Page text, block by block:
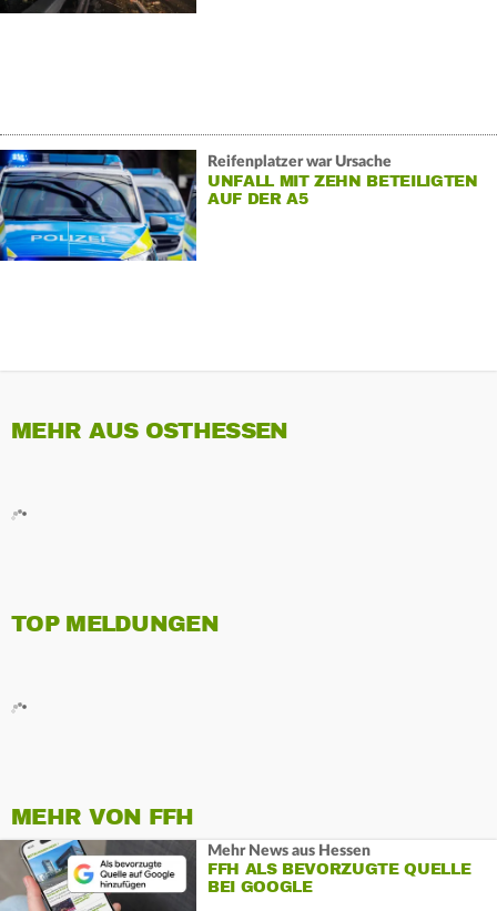
Reifenplatzer war Ursache
UNFALL MIT ZEHN BETEILIGTEN
AUF DER A5
MEHR AUS OSTHESSEN
TOP MELDUNGEN
MEHR VON FFH
Mehr News aus Hessen
FFH ALS BEVORZUGTE QUELLE
BEI GOOGLE